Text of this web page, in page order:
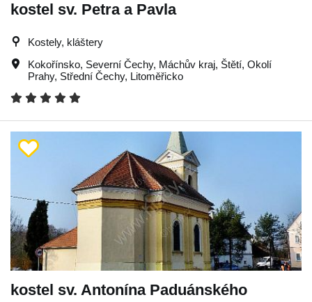
kostel sv. Petra a Pavla
Kostely, kláštery
Kokořínsko, Severní Čechy, Máchův kraj, Štětí, Okolí
Prahy, Střední Čechy, Litoměřicko
kostel sv. Antonína Paduánského